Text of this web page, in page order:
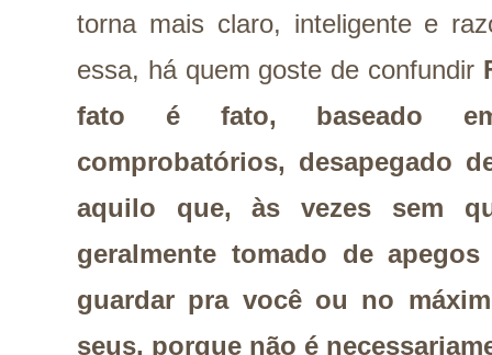
torna mais claro, inteligente e
essa, há quem goste de confundir
fato é fato, baseado
comprobatórios, desapegado
aquilo que, às vezes sem
geralmente tomado de
guardar pra você ou no
seus, porque não é